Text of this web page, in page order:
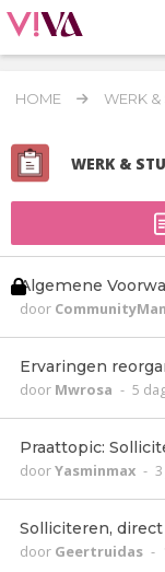
HOME WERK &
WERK &
Algemene
door
Ervaringen
door Mwrosa - 5
Praattopic:
doorYasminmax -
Solliciteren,
door Geertruidas -